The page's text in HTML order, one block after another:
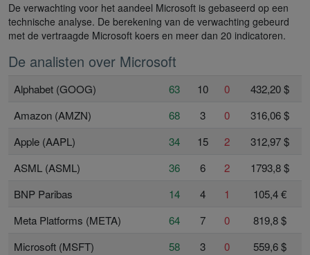
De verwachting voor het aandeel Microsoft is gebaseerd op een
technische analyse. De berekening van de verwachting gebeurd
met de vertraagde Microsoft koers en meer dan 20 indicatoren.
De analisten over Microsoft
Alphabet (GOOG) 63 10 0
432,20 $
Amazon (AMZN)
68 3 0
316,06 $
Apple (AAPL)
34 15 2
312,97 $
ASML (ASML)
36 6 2
1793,8 $
BNP Paribas
14 4 1
105,4 €
Meta Platforms (META)
64 7 0
819,8 $
Microsoft (MSFT)
58 3 0
559,6 $